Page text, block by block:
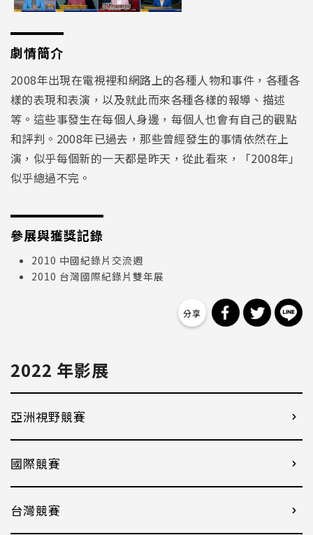
劇情簡介
2008年出現在電視裡和網路上的各種人物和事件，各種各
樣的表現和表演，以及就此而來各種各樣的報導、描述
等。這些事發生在每個人身邊，每個人也會有自己的觀點
和評判。2008年已過去，那些曾經發生的事情依然在上
演，似乎每個新的一天都是昨天，從此看來，「2008年」
似乎總過不完。
參展與獲獎記錄
2010 中國紀錄片交流週
2010 台灣國際紀錄片雙年展
分享到分享到
2022 年影展
亞洲視野競賽
國際競賽
台灣競賽